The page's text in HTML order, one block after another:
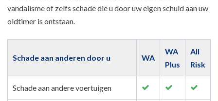
vandalisme of zelfs schade die u door uw eigen schuld aan uw
oldtimer is ontstaan.
Schade aan anderen door u WA
WA
Plus
All
Risk
Schade aan andere voertuigen